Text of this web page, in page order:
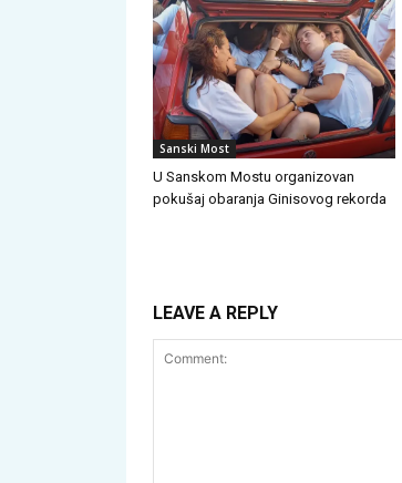
Sanski Most
U Sanskom Mostu organizovan
pokušaj obaranja Ginisovog rekorda
LEAVE A REPLY